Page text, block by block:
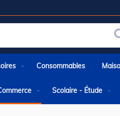
Consommables
Scolaire - Étude